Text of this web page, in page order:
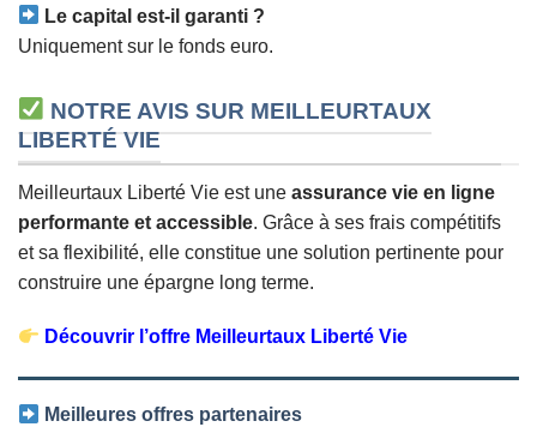
Le capital est-il garanti ?
Uniquement sur le fonds euro.
NOTRE AVIS SUR MEILLEURTAUX
LIBERTÉ VIE
Meilleurtaux Liberté Vie est une assurance vie en ligne
performante et accessible. Grâce à ses frais compétitifs
et sa flexibilité, elle constitue une solution pertinente pour
construire une épargne long terme.
Découvrir l’offre Meilleurtaux Liberté Vie
Meilleures offres partenaires